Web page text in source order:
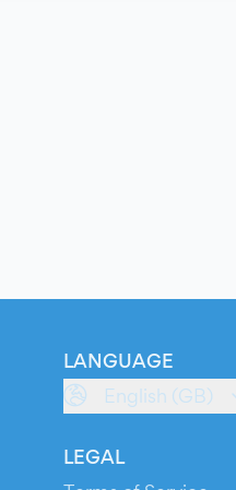
LANGUAGE
English (GB)
LEGAL